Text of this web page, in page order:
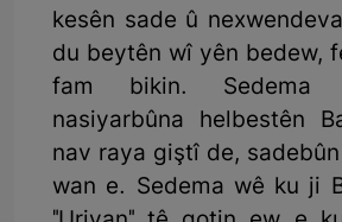
kesên sade û
du beytên wî yên bedew,
fam bikin. Sedema
nasiyarbûna helbestên
nav raya giştî de,
wan e. Sedema wê ku ji